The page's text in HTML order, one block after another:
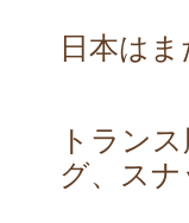
日本は
トラン
グ、ス